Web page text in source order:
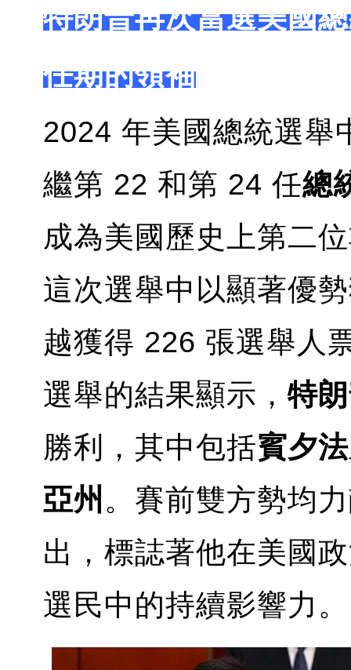
特朗普再次當選美國
任期的領袖
2024 年美國總統選舉
繼第 22 和第 24 任總
成為美國歷史上第二
這次選舉中以顯著優
越獲得 226 張選舉人
選舉的結果顯示， 特
勝利，其中包括賓夕
亞州 。賽前雙方勢均
出，標誌著他在美國
選民中的持續影響力。